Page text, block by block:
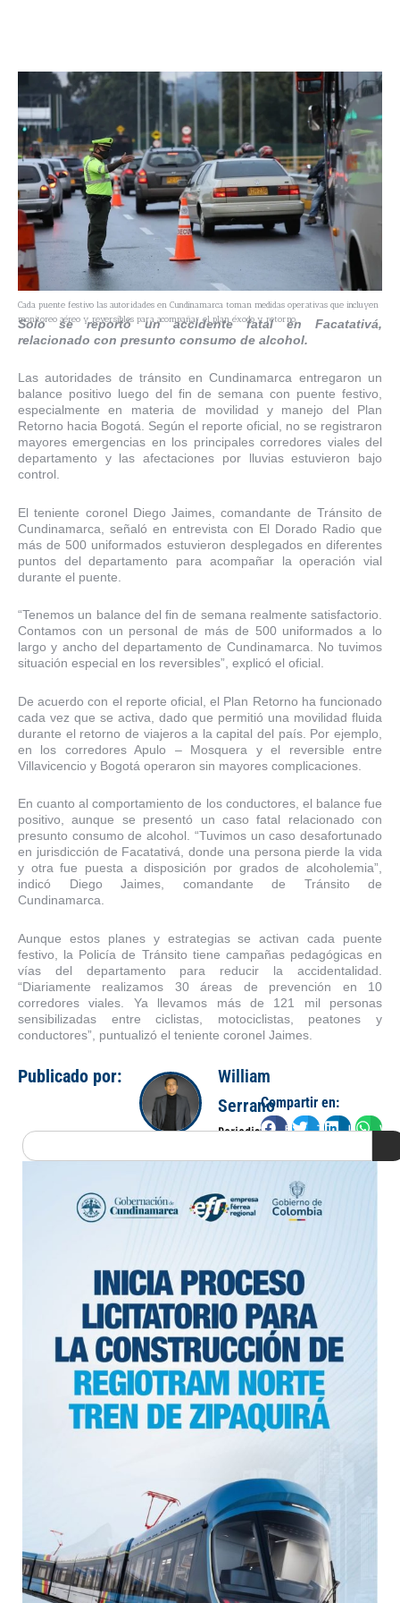
Cada puente festivo las autoridades en Cundinamarca toman medidas operativas que incluyen
monitoreo aéreo y reversibles para acompañar el plan éxodo y retorno.
Solo se reportó un accidente fatal en Facatativá,
relacionado con presunto consumo de alcohol.
Las autoridades de tránsito en Cundinamarca entregaron un
balance positivo luego del fin de semana con puente festivo,
especialmente en materia de movilidad y manejo del Plan
Retorno hacia Bogotá. Según el reporte oficial, no se registraron
mayores emergencias en los principales corredores viales del
departamento y las afectaciones por lluvias estuvieron bajo
control.
El teniente coronel Diego Jaimes, comandante de Tránsito de
Cundinamarca, señaló en entrevista con El Dorado Radio que
más de 500 uniformados estuvieron desplegados en diferentes
puntos del departamento para acompañar la operación vial
durante el puente.
“Tenemos un balance del fin de semana realmente satisfactorio.
Contamos con un personal de más de 500 uniformados a lo
largo y ancho del departamento de Cundinamarca. No tuvimos
situación especial en los reversibles”, explicó el oficial.
De acuerdo con el reporte oficial, el Plan Retorno ha funcionado
cada vez que se activa, dado que permitió una movilidad fluida
durante el retorno de viajeros a la capital del país. Por ejemplo,
en los corredores Apulo – Mosquera y el reversible entre
Villavicencio y Bogotá operaron sin mayores complicaciones.
En cuanto al comportamiento de los conductores, el balance fue
positivo, aunque se presentó un caso fatal relacionado con
presunto consumo de alcohol. “Tuvimos un caso desafortunado
en jurisdicción de Facatativá, donde una persona pierde la vida
y otra fue puesta a disposición por grados de alcoholemia”,
indicó Diego Jaimes, comandante de Tránsito de
Cundinamarca.
Aunque estos planes y estrategias se activan cada puente
festivo, la Policía de Tránsito tiene campañas pedagógicas en
vías del departamento para reducir la accidentalidad.
“Diariamente realizamos 30 áreas de prevención en 10
corredores viales. Ya llevamos más de 121 mil personas
sensibilizadas entre ciclistas, motociclistas, peatones y
conductores”, puntualizó el teniente coronel Jaimes.
Publicado por:
William
Serrano
Periodista
Compartir en:
FacebookTwitterLinkedIn
Search